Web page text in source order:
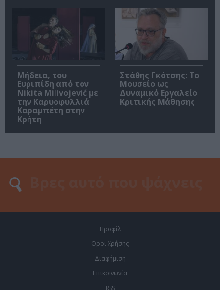
Μήδεια, του
Ευριπίδη από τον
Nikita Milivojević με
την Καρυοφυλλιά
Καραμπέτη στην
Κρήτη
Στάθης Γκότσης: Το
Μουσείο ως
Δυναμικό Εργαλείο
Κριτικής Μάθησης
Προφίλ
Οροι Χρήσης
Διαφήμιση
Επικοινωνία
RSS